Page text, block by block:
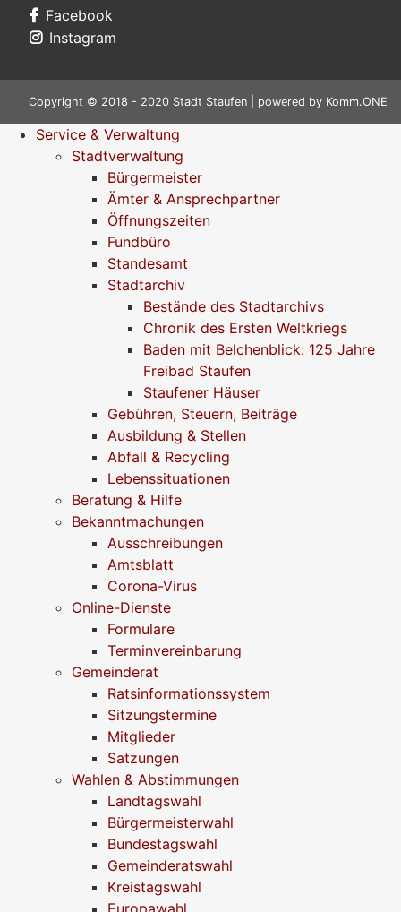
Facebook
Instagram
Copyright © 2018 - 2020 Stadt Staufen | powered by Komm.ONE
Service & Verwaltung
Stadtverwaltung
Bürgermeister
Ämter & Ansprechpartner
Öffnungszeiten
Fundbüro
Standesamt
Stadtarchiv
Bestände des Stadtarchivs
Chronik des Ersten Weltkriegs
Baden mit Belchenblick: 125 Jahre
Freibad Staufen
Staufener Häuser
Gebühren, Steuern, Beiträge
Ausbildung & Stellen
Abfall & Recycling
Lebenssituationen
Beratung & Hilfe
Bekanntmachungen
Ausschreibungen
Amtsblatt
Corona-Virus
Online-Dienste
Formulare
Terminvereinbarung
Gemeinderat
Ratsinformationssystem
Sitzungstermine
Mitglieder
Satzungen
Wahlen & Abstimmungen
Landtagswahl
Bürgermeisterwahl
Bundestagswahl
Gemeinderatswahl
Kreistagswahl
Europawahl